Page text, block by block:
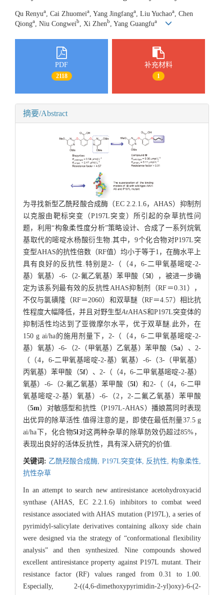
Qu Renyua , Cai Zhuomeia , Yang Jingfanga , Liu Yuchaoa
, Chen
Qionga , Niu Congweib , Xi Zhenb , Yang Guangfua
PDF
2118
补充材料
1
摘要/Abstract
为寻找新型乙酰羟酸合成酶（EC 2.2.1.6，AHAS）抑制剂
以克服由靶标突变（P197L突变）所引起的杂草抗性问
题，利用“构象柔性度分析”策略设计、合成了一系列烷氧
基取代的嘧啶水杨酸衍生物.其中，9个化合物对P197L突
变型AHAS的抗性倍数（RF值）均小于等于1，在酶水平上
具有良好的反抗性.特别是2-（（4，6-二甲氧基嘧啶-2-
基）氧基）-6-（2-氟乙氧基）苯甲酸（5l），被进一步确
定为该系列最有效的反抗性AHAS抑制剂（RF＝0.31），
不仅与氯磺隆（RF＝2060）和双草醚（RF＝4.57）相比抗
性程度大幅降低，并且对野生型AtAHAS和P197L突变体的
抑制活性均达到了亚微摩尔水平，优于双草醚.此外，在
150 g ai/ha的施用剂量下，2-（（4，6-二甲氧基嘧啶-2-
基）氧基）-6-（2-（甲氧基）乙氧基）苯甲酸（5a）、2-
（（4，6-二甲氧基嘧啶-2-基）氧基）-6-（3-（甲氧基）
丙氧基）苯甲酸（5f）、2-（（4，6-二甲氧基嘧啶-2-基）
氧基）-6-（2-氟乙氧基）苯甲酸（5l）和2-（（4，6-二甲
氧基嘧啶-2-基）氧基）-6-（2，2-二氟乙氧基）苯甲酸
（5m）对敏感型和抗性（P197L-AHAS）播娘蒿同时表现
出优异的除草活性.值得注意的是，即使在最低剂量37.5 g
ai/ha下，化合物5l对这两种杂草的除草防效仍超过85%，
表现出良好的活体反抗性，具有深入研究的价值.
关键词: 乙酰羟酸合成酶, P197L突变体, 反抗性, 构象柔性,
抗性杂草
In an attempt to search new antiresistance acetohydroxyacid
synthase (AHAS, EC 2.2.1.6) inhibitors to combat weed
resistance associated with AHAS mutation (P197L), a series of
pyrimidyl-salicylate derivatives containing alkoxy side chain
were designed via the strategy of “conformational flexibility
analysis” and then synthesized. Nine compounds showed
excellent antiresistance property against P197L mutant. Their
resistance factor (RF) values ranged from 0.31 to 1.00.
Especially, 2-((4,6-dimethoxypyrimidin-2-yl)oxy)-6-(2-